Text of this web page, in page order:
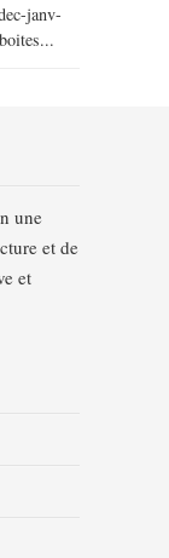
janv-
une
et de
et